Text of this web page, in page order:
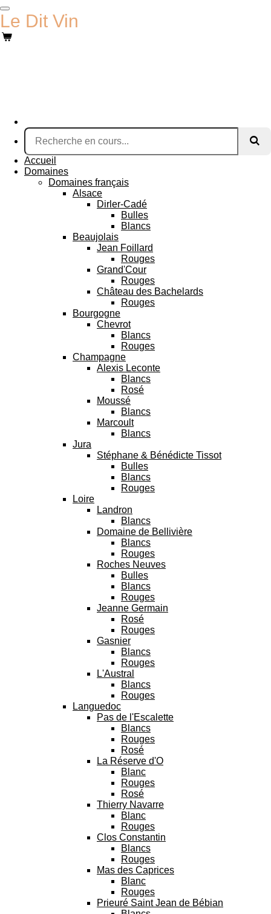
Passer
au
contenu
principal
Le Dit Vin
Accueil
Domaines
Domaines français
Alsace
Dirler-Cadé
Bulles
Blancs
Beaujolais
Jean Foillard
Rouges
Grand'Cour
Rouges
Château des Bachelards
Rouges
Bourgogne
Chevrot
Blancs
Rouges
Champagne
Alexis Leconte
Blancs
Rosé
Moussé
Blancs
Marcoult
Blancs
Jura
Stéphane & Bénédicte Tissot
Bulles
Blancs
Rouges
Loire
Landron
Blancs
Domaine de Bellivière
Blancs
Rouges
Roches Neuves
Bulles
Blancs
Rouges
Jeanne Germain
Rosé
Rouges
Gasnier
Blancs
Rouges
L'Austral
Blancs
Rouges
Languedoc
Pas de l'Escalette
Blancs
Rouges
Rosé
La Réserve d'O
Blanc
Rouges
Rosé
Thierry Navarre
Blanc
Rouges
Clos Constantin
Blancs
Rouges
Mas des Caprices
Blanc
Rouges
Prieuré Saint Jean de Bébian